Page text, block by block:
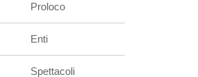
Proloco
Enti
Spettacoli